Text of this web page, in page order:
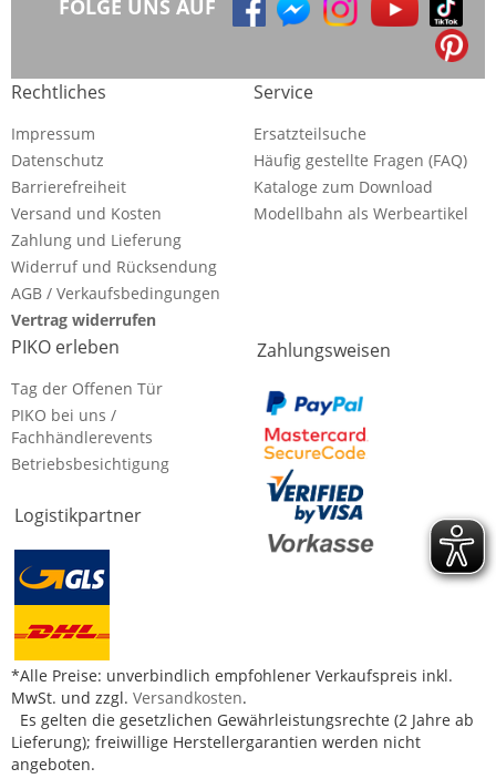
FOLGE UNS AUF
Rechtliches
Impressum
Datenschutz
Barrierefreiheit
Versand und Kosten
Zahlung und Lieferung
Widerruf und Rücksendung
AGB / Verkaufsbedingungen
Vertrag widerrufen
Service
Ersatzteilsuche
Häufig gestellte Fragen (FAQ)
Kataloge zum Download
Modellbahn als Werbeartikel
PIKO erleben
Tag der Offenen Tür
PIKO bei uns /
Fachhändlerevents
Betriebsbesichtigung
Logistikpartner
Zahlungsweisen
*Alle Preise: unverbindlich empfohlener Verkaufspreis inkl.
MwSt. und zzgl. Versandkosten.
Es gelten die gesetzlichen Gewährleistungsrechte (2 Jahre ab
Lieferung); freiwillige Herstellergarantien werden nicht
angeboten.